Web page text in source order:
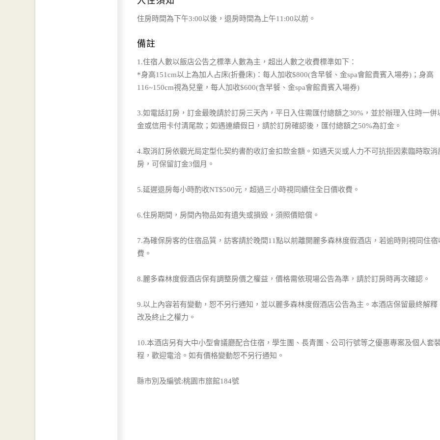
住房時間為下午3:00以後，退房時間為上午11:00以前。
備註
1.住宿人數以飯店公告之標準人數為主，超出人數之收費標準如下：
*身高151cm以上為加人占床(折疊床)：每人加收$800(含早餐、金spa會館貴賓入場券)；身高
116~150cm視為兒童，每人加收$600(含早餐、金spa會館貴賓入場券)
3.如電話訂房，訂金最晚請於訂房三天內，平日入住需匯付總額之30%，並於辦理入住時一併
金或信用卡付清尾款；如遇連續假日，請於訂房確認後，匯付總額之50%為訂金。
4.取消訂房依觀光局定型化契約書酌收訂金扣款金額。如遇天災或人力不可抗拒因素臨時取消
房，可保留訂金3個月。
5.延遲退房每小時酌收NT$500元，超過三小時視同續住全日價收費。
6.住房期間，房間內物品如有遺失或損毀，須照價賠償。
7.為確保房客的住宿品質，訪客請於晚間11點以前離開麗多森林度假酒店，若逾時則視同住宿
費。
8.麗多森林度假酒店保有調整房價之權益，價格需依現場公告為準，請於訂房時再次確認。
9.以上內容若有變動，恕不另行通知，並以麗多森林度假酒店公告為主。本酒店保留最終解釋
改及終止之權力。
10.本酒店另有大中小型會議廳配合住宿，學生團、長青團、公司行號等之優惠專案及個人套
程，歡迎電洽。如有價格變動恕不另行通知。
縣市別及編號:桃園市旅館184號